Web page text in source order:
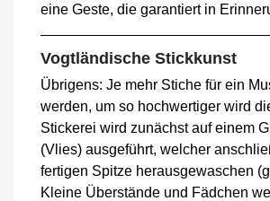
eine Geste, die garantiert in
Vogtländische Stickkunst
Übrigens: Je mehr Stiche für ein
werden, um so hochwertiger wird
Stickerei wird zunächst auf einem
(Vlies) ausgeführt, welcher
fertigen Spitze herausgewaschen
Kleine Überstände und Fädchen